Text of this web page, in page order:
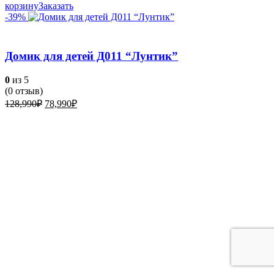
корзинуЗаказать
-39%
Домик для детей Д011 “Лунтик”
0 из 5
(0 отзыв)
128,990₽ Первоначальная
78,990₽Текущая